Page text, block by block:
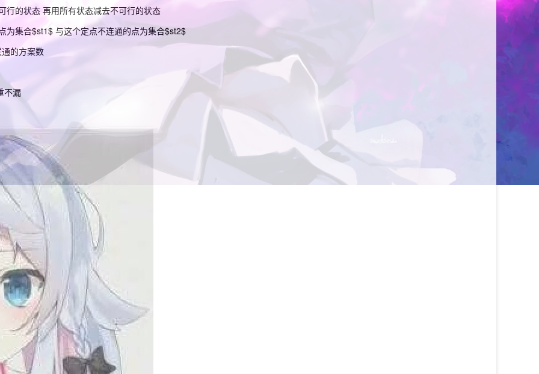
行的状态 再用所有状态减去不可行的状态
为集合$st1$ 与这个定点不连通的点为集合$st2$
的方案数
不漏